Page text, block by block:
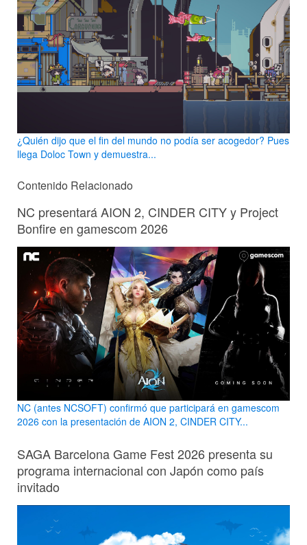
¿Quién dijo que el fin del mundo no podía ser acogedor? Pues
llega Doloc Town y demuestra...
Contenido Relacionado
NC presentará AION 2, CINDER CITY y Project
Bonfire en gamescom 2026
NC (antes NCSOFT) confirmó que participará en gamescom
2026 con la presentación de AION 2, CINDER CITY...
SAGA Barcelona Game Fest 2026 presenta su
programa internacional con Japón como país
invitado